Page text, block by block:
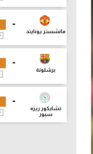
-
مانشستر يونايتد
-
برشلونة
-
تشايكور ريزه
سبور